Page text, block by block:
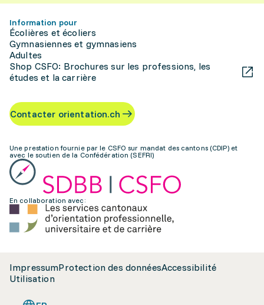
Information pour
Écolières et écoliers
Gymnasiennes et gymnasiens
Adultes
Shop CSFO: Brochures sur les professions, les
études et la carrière
Contacter orientation.ch
Une prestation fournie par le CSFO sur mandat des cantons (CDIP) et
avec le soutien de la Confédération (SEFRI)
En collaboration avec:
ImpressumProtection des donnéesAccessibilité
Utilisation